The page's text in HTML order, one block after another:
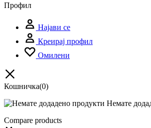
Профил
Најави се
Креирај профил
Омилени
Кошничка(0)
Немате
Compare products